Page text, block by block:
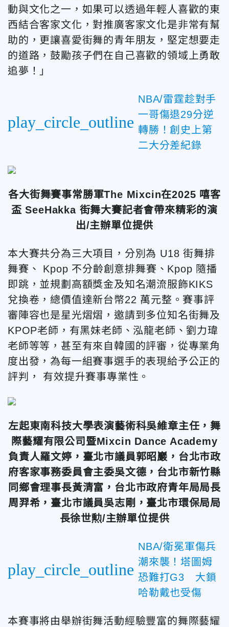
動與文化之一，如果可以透過年輕人喜歡的東
西結合客家文化，對推廣客家文化是非常有幫
助的，更讓喜愛街舞的青年朋友，堅定想要走
的道路，鼓勵孩子們在自己喜歡的領域上勇敢
追夢！」
play_circle_outline
NBA/雷霆趁對手
一哥傷退29分逆
轉勝！創史上第
二大分差紀錄
各大街舞賽事常勝軍The Mixcin在2025 嘻客
盃 SeeHakka 街舞大賽記者會帶來精彩的演
出/主辦單位提供
本大賽共分為三大項目，分別為 U18 街舞排
舞賽、 Kpop 不分齡創意排舞賽、Kpop 隨播
即跳，並規劃高額獎金及知名潮流服飾KIKS
兌換卷，總價值達新台幣22 萬元整。賽事評
審陣容也是星光熠熠，邀請到多位知名街舞及
KPOP老師，有黑妹老師、泓龍老師、劉力瑋
老師等等，甚至有來自韓國的評審，從專業角
度出發，為每一組賽事選手的表現給予公正的
評判， 有效提升賽事專業性。
左起東南科技大學表演藝術科吳維章主任，舞
際藝耀有限公司暨Mixcin Dance Academy
負責人羅文婷，臺北市議員郭昭巖，台北市政
府客家事務委員會主委吳文德，台北市新竹縣
同鄉會理事長黃清富，台北市政府青年局局長
周羿希，臺北市議員吳志剛，臺北市環保局局
長徐世勲/主辦單位提供
play_circle_outline
NBA/衛冕軍傷兵
潮來襲！塔圖姆
恐難打G3 大鎖
哈勒戴也受傷
本賽事將由舉辦街舞活動經驗豐富的舞際藝耀